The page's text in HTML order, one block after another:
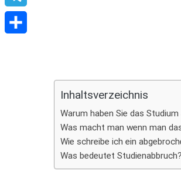
Inhaltsverzeichnis
Warum haben Sie das
Was macht man wenn man
Wie schreibe ich ein
Was bedeutet Studienabbruch?
Telegram